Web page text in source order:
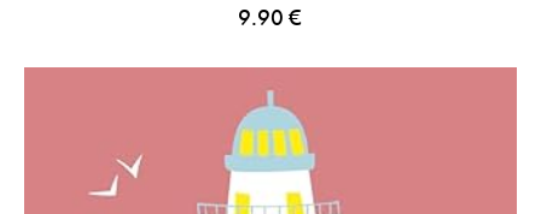
9.90 €